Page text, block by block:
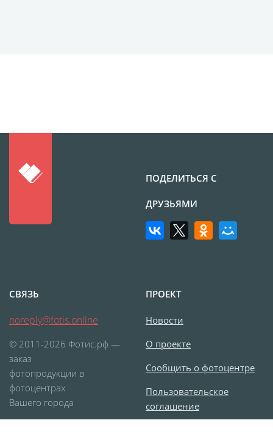
ПОДЕЛИТЬСЯ С
ДРУЗЬЯМИ
СВЯЗЬ
noreply@fotis.online
© 2011-2026 Фотис.рф —
заказ
фотопродукции в
фотоцентрах
Вашего города
ПРОЕКТ
Новости
О проекте
Сообщить о фотоцентре
Пользовательское
соглашение